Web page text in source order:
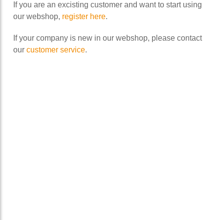
If you are an excisting customer and want to start using
our webshop, register here.
If your company is new in our webshop, please contact
our customer service.